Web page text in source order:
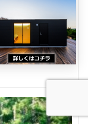
請の確認必須｜費